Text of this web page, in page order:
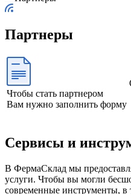
Партнеры
Чтобы стать партнером
Вам нужно заполнить форму
Сервисы и
В ФермаСклад мы
услуги. Чтобы вы могли
современные инструменты, в